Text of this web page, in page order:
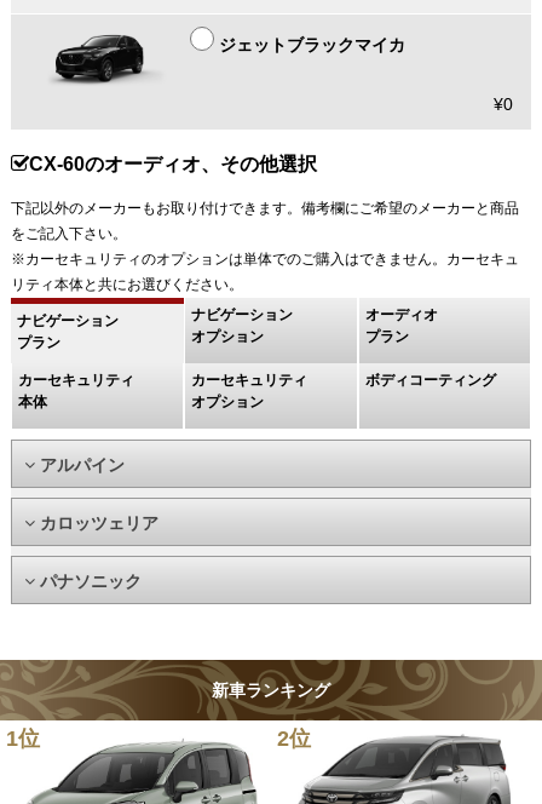
ジェットブラックマイカ
¥0
CX-60のオーディオ、その他選択
下記以外のメーカーもお取り付けできます。備考欄にご希望のメーカーと商品
をご記入下さい。
※カーセキュリティのオプションは単体でのご購入はできません。カーセキュ
リティ本体と共にお選びください。
ナビゲーション
プラン
ナビゲーション
オプション
オーディオ
プラン
カーセキュリティ
本体
カーセキュリティ
オプション
ボディコーティング
アルパイン
カロッツェリア
パナソニック
新車ランキング
1位 2位